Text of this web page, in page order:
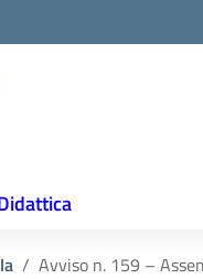
Avviso n. 159 –